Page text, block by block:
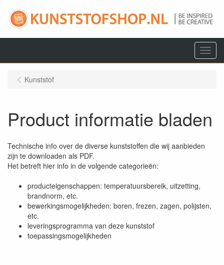
Menu
Kunststof
Product informatie bladen
Technische info over de diverse kunststoffen die wij aanbieden
zijn te downloaden als PDF.
Het betreft hier info in de volgende categorieën:
producteigenschappen: temperatuursbereik, uitzetting,
brandnorm, etc.
bewerkingsmogelijkheden: boren, frezen, zagen, polijsten,
etc.
leveringsprogramma van deze kunststof
toepassingsmogelijkheden